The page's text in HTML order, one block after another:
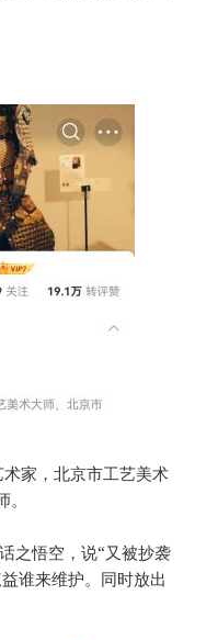
家，北京市工艺美术
之悟空，说“又被抄袭
谁来维护。同时放出